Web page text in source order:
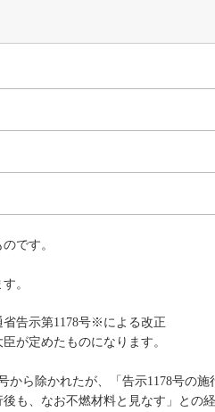
です。
。
省告示第1178号※による改正
が定めたものになります。
から除かれたが、「告示1178号の施
も、なお不燃材料と見なす」との経